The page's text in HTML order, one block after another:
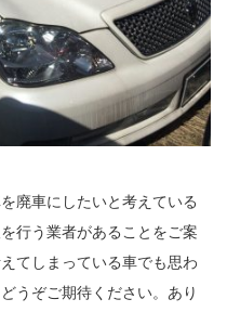
廃車にしたいと考えている
行う業者があることをご案
てしまっている車でも思わ
うぞご期待ください。あり